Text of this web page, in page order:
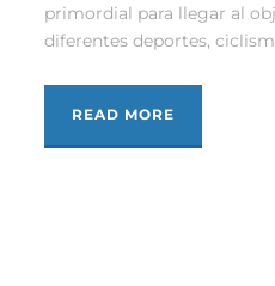
primordial para llegar al
diferentes deportes,
READ MORE